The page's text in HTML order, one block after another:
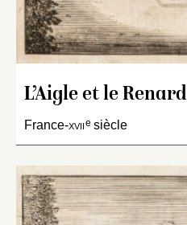
L’Aigle et le Renard
France-xviie siècle